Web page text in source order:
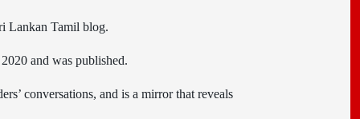
Lankan Tamil blog.
and was published.
conversations, and is a mirror that reveals